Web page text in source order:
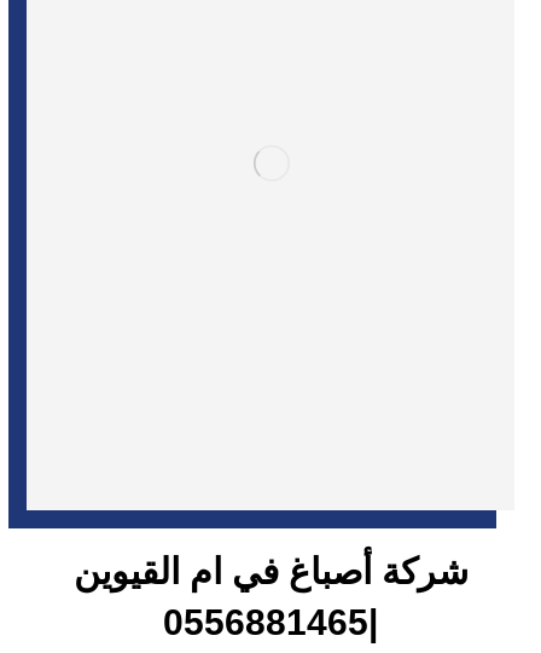
شركة أصباغ في ام القيوين
|0556881465